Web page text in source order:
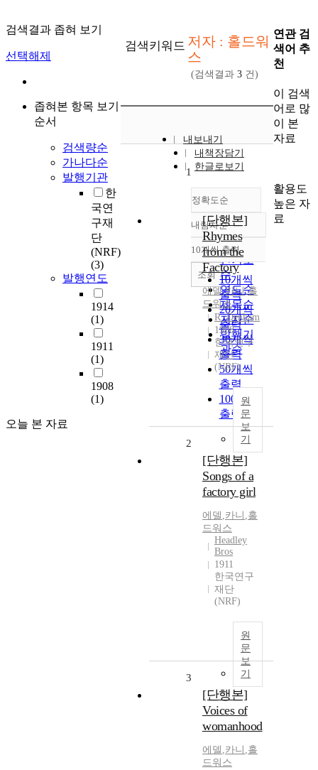
검색결과 좁혀 보기
선택해제
좁혀본 항목 보기
순서
검색량순
가나다순
발행기관
한
국연
구재
단
(NRF)
(3)
발행연도
1914
(1)
1911
(1)
1908
(1)
오늘 본 자료
검색키워드 저자 : 홀드워
스
(검색결과 3 건)
내보내기
내책장담기
한글로보기
정확도순
정확도
순
인기도
순
연도순
제목순
저자순
발행기
관순
내림차순
내림차순
10개씩 출력
10개씩
출력
20개씩
출력
30개씩
출력
50개씩
출력
100개씩
출력
조회
1
[단행본]
Rhymes
from the
Factory
에델,카니,홀
드워스
R. Denham
1908
한국연구
재단
(NRF)
원
문
보
기
2
[단행본]
Songs of a
factory girl
에델 ,카니 ,홀
드워스
Headley
Bros
1911
한국연구
재단
(NRF)
원
문
보
기
3
[단행본]
Voices of
womanhood
에델 ,카니 ,홀
드워스
연관 검
색어 추
천
이 검색
어로 많
이 본
자료
활용도
높은 자
료